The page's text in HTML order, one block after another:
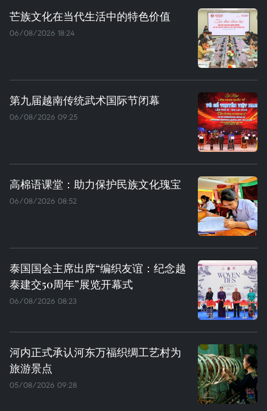
芒族文化在当代生活中的特色价值
06/08/2026 18:24
第九届越南传统武术国际节闭幕
06/08/2026 09:25
高棉语课堂：助力保护民族文化瑰宝
06/08/2026 08:52
泰国国会主席出席“编织友谊：纪念越
泰建交50周年”展览开幕式
06/08/2026 08:23
河内正式承认河东万福织绸工艺村为
旅游景点
05/08/2026 09:28